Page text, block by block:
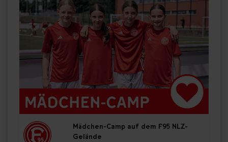
Mädchen-Camp auf dem F95 NLZ-
Gelände